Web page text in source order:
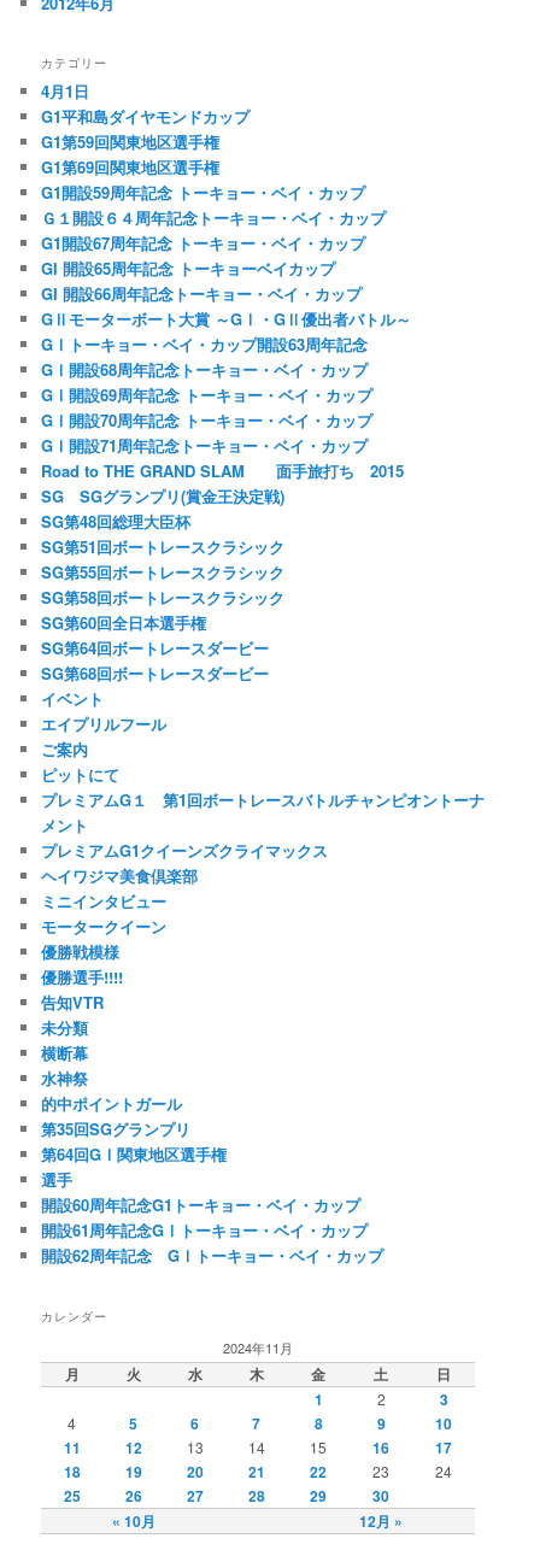
カテゴリー
4月1日
G1平和島ダイヤモンドカップ
G1第59回関東地区選手権
G1第69回関東地区選手権
G1開設59周年記念 トーキョー・ベイ・カップ
Ｇ１開設６４周年記念トーキョー・ベイ・カップ
G1開設67周年記念 トーキョー・ベイ・カップ
GI 開設65周年記念 トーキョーベイカップ
GI 開設66周年記念トーキョー・ベイ・カップ
GⅡモーターボート大賞 ～GⅠ・GⅡ優出者バトル～
GⅠトーキョー・ベイ・カップ開設63周年記念
GⅠ開設68周年記念トーキョー・ベイ・カップ
GⅠ開設69周年記念 トーキョー・ベイ・カップ
GⅠ開設70周年記念 トーキョー・ベイ・カップ
GⅠ開設71周年記念トーキョー・ベイ・カップ
Road to THE GRAND SLAM 面手旅打ち 2015
SG SGグランプリ(賞金王決定戦)
SG第48回総理大臣杯
SG第51回ボートレースクラシック
SG第55回ボートレースクラシック
SG第58回ボートレースクラシック
SG第60回全日本選手権
SG第64回ボートレースダービー
SG第68回ボートレースダービー
イベント
エイプリルフール
ご案内
ピットにて
プレミアムG１ 第1回ボートレースバトルチャンピオントーナ
メント
プレミアムG1クイーンズクライマックス
ヘイワジマ美食倶楽部
ミニインタビュー
モータークイーン
優勝戦模様
優勝選手!!!!
告知VTR
未分類
横断幕
水神祭
的中ポイントガール
第35回SGグランプリ
第64回GⅠ関東地区選手権
選手
開設60周年記念G1トーキョー・ベイ・カップ
開設61周年記念GⅠトーキョー・ベイ・カップ
開設62周年記念 GⅠトーキョー・ベイ・カップ
カレンダー
2024年11月
月 火 水 木 金 土 日
« 10月 12月 »
1 2 3
4 5 6 7 8 9
10
11
12 13 14 15 16
17
18
19 20 21 22 23 24
25 26 27 28 29 30